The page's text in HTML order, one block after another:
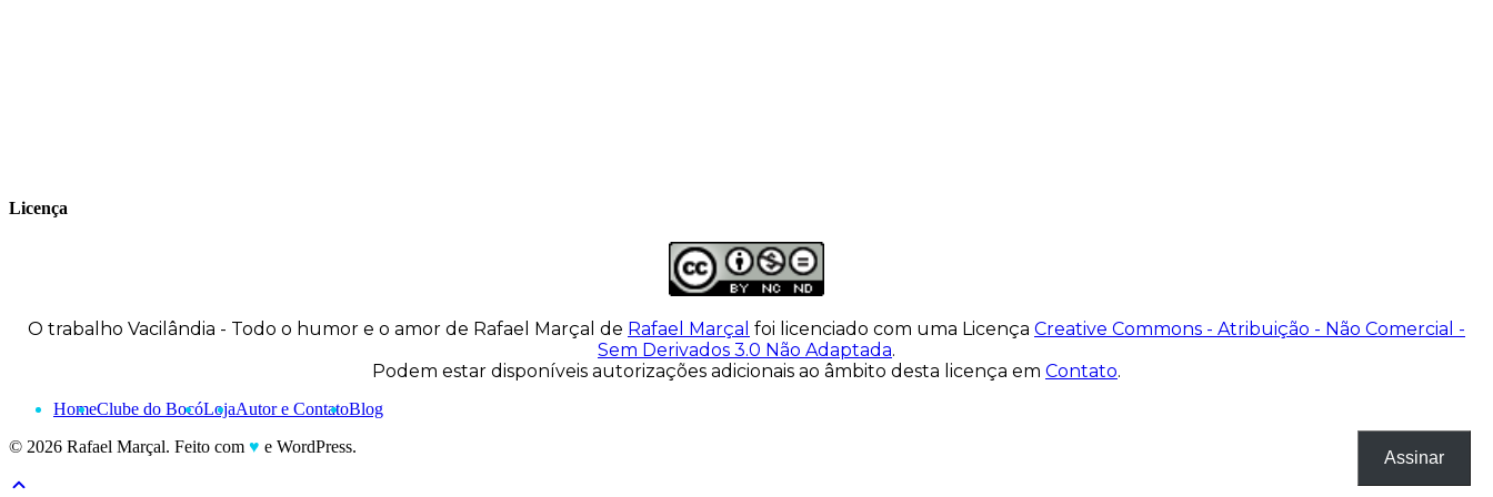
Licença
O trabalho Vacilândia - Todo o humor e o amor de Rafael Marçal de Rafael Marçal foi licenciado com uma Licença Creative Commons - Atribuição - Não Comercial -
Sem Derivados 3.0 Não Adaptada.
Podem estar disponíveis autorizações adicionais ao âmbito desta licença em Contato.
HomeClube do BocóLojaAutor e ContatoBlog
© 2026 Rafael Marçal. Feito com ♥ e WordPress.
Assinar